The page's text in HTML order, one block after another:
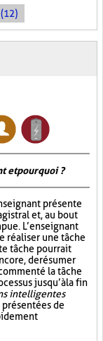
et pourquoi ?
présente
et, au bout
L’enseignant
réaliser une tâche
tâche pourrait
de résumer
la tâche
jusqu’à la fin
intelligentes
de